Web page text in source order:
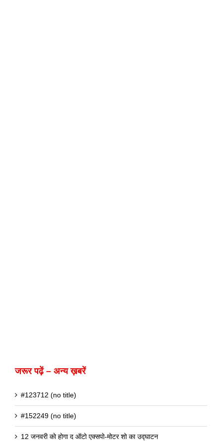
जरूर पढ़ें – अन्य ख़बरें
#123712 (no title)
#152249 (no title)
12 जनवरी को होगा द ऑटो एक्सपो-मोटर शो का उद्घाटन